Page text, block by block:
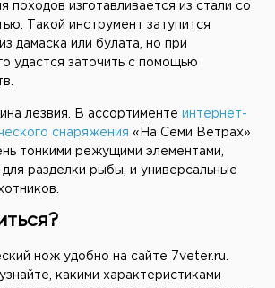
походов изготавливается из стали со
Такой инструмент затупится
дамаска или булата, но при
удастся заточить с помощью
лезвия. В ассортименте интернет-
снаряжения «На Семи Ветрах»
тонкими режущими элементами,
разделки рыбы, и универсальные
нож удобно на сайте 7veter.ru.
какими характеристиками